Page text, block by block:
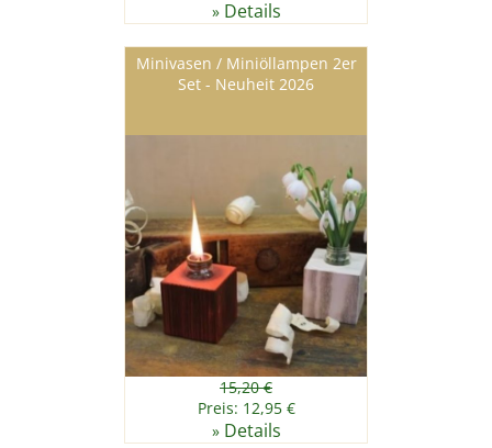
» Details
Minivasen / Miniöllampen 2er
Set - Neuheit 2026
15,20 €
Preis: 12,95 €
» Details